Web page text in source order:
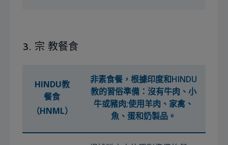
3. 宗 教餐食
HINDU教
餐食
（HNML）
非素食餐，根據印度和HINDU
教的習俗準備：沒有牛肉、小
牛或豬肉;使用羊肉、家禽、
魚、蛋和奶製品。